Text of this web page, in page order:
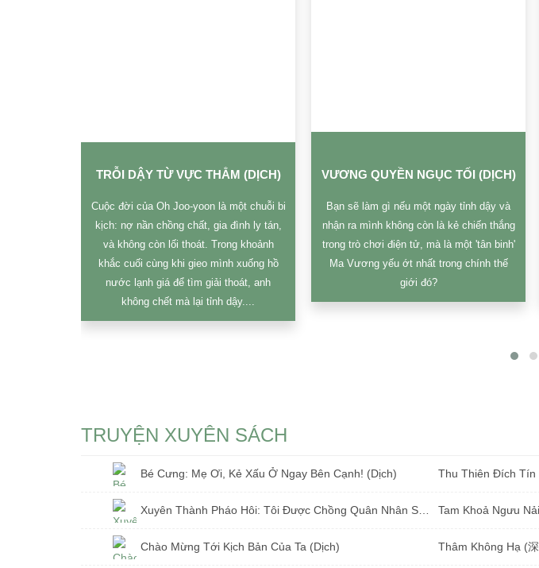
TRỖI DẬY TỪ VỰC THẲM (DỊCH)
Cuộc đời của Oh Joo-yoon là một chuỗi bi
kịch: nợ nần chồng chất, gia đình ly tán,
và không còn lối thoát. Trong khoảnh
khắc cuối cùng khi gieo mình xuống hồ
nước lạnh giá để tìm giải thoát, anh
không chết mà lại tỉnh dậy....
VƯƠNG QUYỀN NGỤC TỐI (DỊCH)
Bạn sẽ làm gì nếu một ngày tỉnh dậy và
nhận ra mình không còn là kẻ chiến thắng
trong trò chơi điện tử, mà là một 'tân binh'
Ma Vương yếu ớt nhất trong chính thế
giới đó?
TRUYỆN XUYÊN SÁCH
Bé Cưng: Mẹ Ơi, Kẻ Xấu Ở Ngay Bên Cạnh! (Dịch) Thu Thiên Đích Tín
Xuyên Thành Pháo Hôi: Tôi Được Chồng Quân Nhân Sủng Tới Tận Xương (Dịch) Tam Khoả Ngưu
Chào Mừng Tới Kịch Bản Của Ta (Dịch) Thâm Không Hạ (